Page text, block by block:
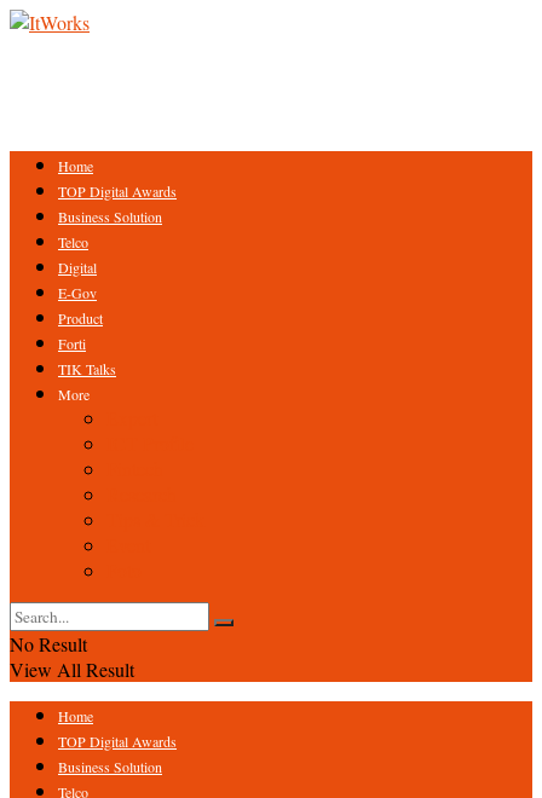
Home
TOP Digital Awards
Business Solution
Telco
Digital
E-Gov
Product
Forti
TIK Talks
More
No Result
View All Result
Home
TOP Digital Awards
Business Solution
Telco